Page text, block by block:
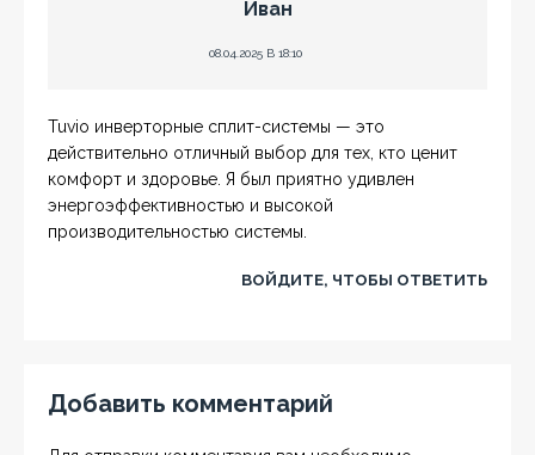
Иван
08.04.2025 В 18:10
Tuvio инверторные сплит-системы — это
действительно отличный выбор для тех, кто ценит
комфорт и здоровье. Я был приятно удивлен
энергоэффективностью и высокой
производительностью системы.
ВОЙДИТЕ, ЧТОБЫ ОТВЕТИТЬ
Добавить комментарий